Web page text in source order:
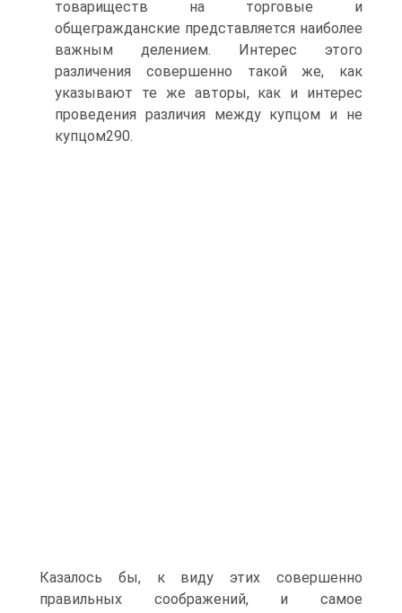
товариществ на торговые и
общегражданские представляется наиболее
важным делением. Интерес этого
различения совершенно такой же, как
указывают те же авторы, как и интерес
проведения различия между купцом и не
купцом290.
Казалось бы, к виду этих совершенно
правильных соображений, и самое